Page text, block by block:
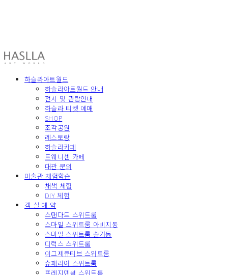
하슬라아트월드
하슬라아트월드 안내
전시 및 관람안내
하슬라 티켓 예매
SHOP
조각공원
레스토랑
하슬라카페
트웨니센 카페
대관 문의
미술관 체험학습
채색 체험
DIY 체험
객 실 예 약
스탠다드 스위트룸
스마일 스위트룸 아비지동
스마일 스위트룸 솔거동
디럭스 스위트룸
이그제큐티브 스위트룸
슈페리어 스위트룸
프레지덴셜 스위트룸